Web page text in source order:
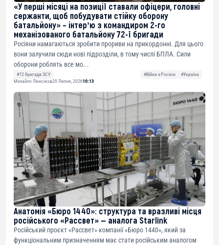
«У перші місяці на позиції ставали офіцери, головні
сержанти, щоб побудувати стійку оборону
батальйону» – інтерʼю з командиром 2-го
механізованого батальйону 72-ї бригади
Росіяни намагаються зробити прориви на прикордонні. Для цього
вони залучили сюди нові підрозділи, в тому числі БПЛА. Сили
оборони роблять все мо...
#72 бригада ЗСУ #Війна з Росією
#Україна
Михайло Люксіков20 Липня, 202610:13
Анатомія «Бюро 1440»: структура та вразливі місця
російського «Рассвет» — аналога Starlink
Російський проєкт «Рассвет» компанії «Бюро 1440», який за
функціональним призначенням має стати російським аналогом